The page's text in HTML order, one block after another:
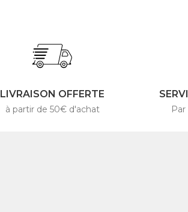
LIVRAISON OFFERTE
à partir de 50€ d'achat